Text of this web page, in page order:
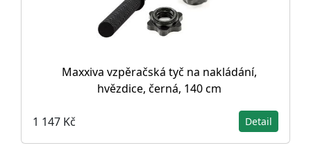
Maxxiva vzpěračská tyč na nakládání,
hvězdice, černá, 140 cm
1 147 Kč Detail